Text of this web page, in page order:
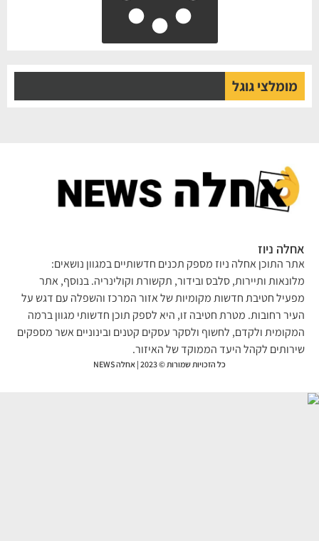
מומלצי גוגל
ניוז
התוכן אחלה ניוז מספק תכנים חדשותיים במגוון נושאים:
ותיירות, סלבס ובידור, תקשורת וקולינריה. בנוסף, אתר
חטיבת חדשות מקומיות של אזור המרכז והשפלה עם דגש על
רחובות. מטרת חטיבה זו, היא לספק תוכן חדשותי מגוון ברמה
ולקדם, לחשוף ולסקר עסקים קטנים ובינוניים אשר מספקים
לקהל היעד הממוקד של האיזור.
כל הזכויות שמורות © 2023 | אחלה NEWS